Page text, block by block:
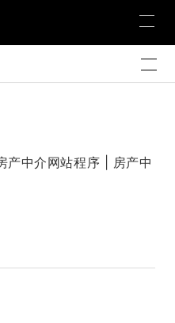
产中介网站程序 | 房产中